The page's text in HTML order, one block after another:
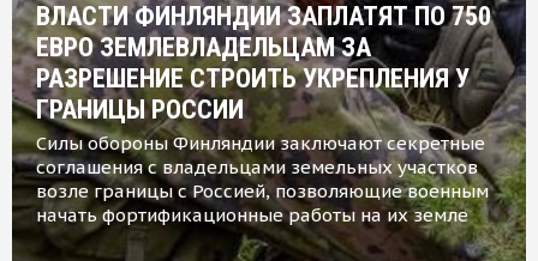
ВЛАСТИ ФИНЛЯНДИИ ЗАПЛАТЯТ ПО 750
ЕВРО ЗЕМЛЕВЛАДЕЛЬЦАМ ЗА
РАЗРЕШЕНИЕ СТРОИТЬ УКРЕПЛЕНИЯ У
ГРАНИЦЫ РОССИИ
Силы обороны Финляндии заключают секретные
соглашения с владельцами земельных участков
возле границы с Россией, позволяющие военным
начать фортификационные работы на их земле